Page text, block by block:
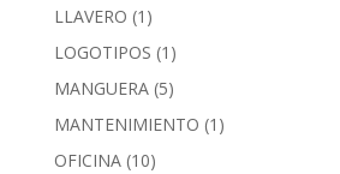
LLAVERO (1)
LOGOTIPOS (1)
MANGUERA (5)
MANTENIMIENTO (1)
OFICINA (10)